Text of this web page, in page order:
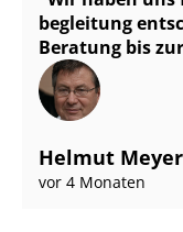
be­glei­tung
Beratung bis
Helmut Meyer
vor 4 Monaten